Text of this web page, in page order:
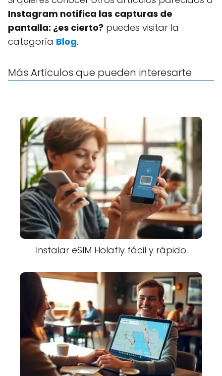
Instagram notifica las capturas de
pantalla: ¿es cierto? puedes visitar la
categoría Blog.
Más Artículos que pueden interesarte
Instalar eSIM Holafly fácil y rápido